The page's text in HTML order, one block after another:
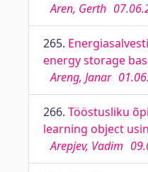
Aren, Gerth
265.
energy storage
Areng, Janar
266. Tööstusliku
learning object
Arepjev, Vadim